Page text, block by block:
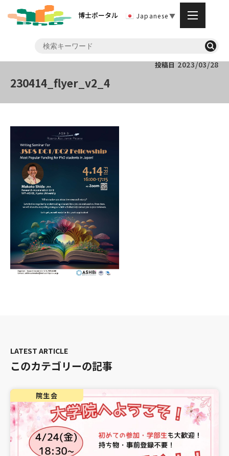
博士ポータル Japanese▼
投稿日 2023/03/28
230414_flyer_v2_4
このカテゴリーの記事
院生会